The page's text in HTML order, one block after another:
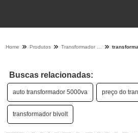
Home Produtos
Buscas relacionadas:
auto transformador 5000va preço do
transformador bivolt